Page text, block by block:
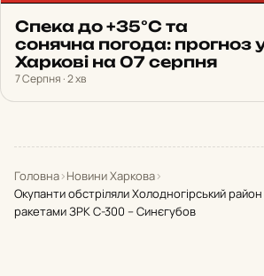
Спека до +35°С та
сонячна погода: прогноз
Харкові на 07 серпня
7 Серпня · 2 хв
Головна›Новини Харкова›
Окупанти обстріляли Холодногірський
ракетами ЗРК С-300 – Синєгубов